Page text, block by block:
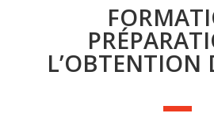
L’OBTENTION